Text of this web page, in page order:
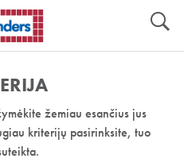
žemiau esančius jus
kriterijų pasirinksite, tuo